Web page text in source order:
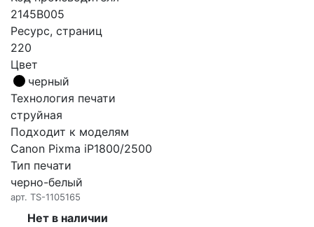
2145B005
Ресурс, страниц
220
Цвет
черный
Технология печати
струйная
Подходит к моделям
Canon Pixma iP1800/2500
Тип печати
черно-белый
арт. TS-1105165
Нет в наличии